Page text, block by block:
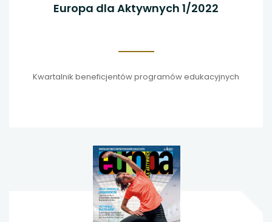
Europa dla Aktywnych 1/2022
Kwartalnik beneficjentów programów edukacyjnych